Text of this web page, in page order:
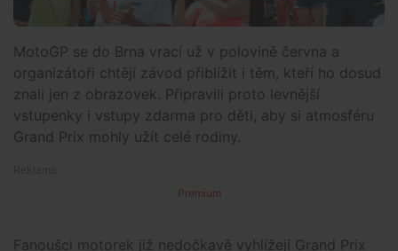
MotoGP se do Brna vrací už v polovině června a
organizátoři chtějí závod přiblížit i těm, kteří ho dosud
znali jen z obrazovek. Připravili proto levnější
vstupenky i vstupy zdarma pro děti, aby si atmosféru
Grand Prix mohly užít celé rodiny.
Premium
Fanoušci motorek již nedočkavě vyhlížejí Grand Prix